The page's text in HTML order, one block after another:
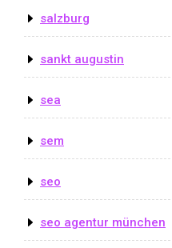
salzburg
sankt augustin
sea
sem
seo
seo agentur münchen